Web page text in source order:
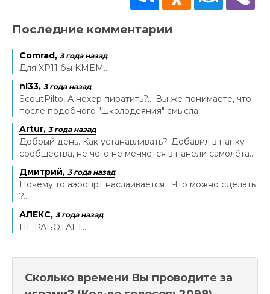
Последние комментарии
Comrad, 3 года назад
Для XP11 бы KMEM...
nl33, 3 года назад
ScoutPilto, А нехер пиратить?... Вы же понимаете, что
после подобного "школодеяния" смысла...
Artur, 3 года назад
Добрый день. Как устанавливать?. Добавил в папку
сообщества, не чего не меняется в панели самолёта....
Дмитрий, 3 года назад
Почему то аэропрт наслаивается . Что можно сделать
?...
АЛЕКС, 3 года назад
НЕ РАБОТАЕТ...
Сколько времени Вы проводите за